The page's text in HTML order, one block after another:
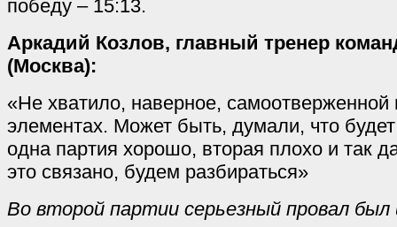
победу – 15:13.
Аркадий Козлов, главный тренер
(Москва):
«Не хватило, наверное, самоотверженной
элементах. Может быть, думали, что будет
одна партия хорошо, вторая плохо и так
это связано, будем разбираться»
Во второй партии серьезный провал был